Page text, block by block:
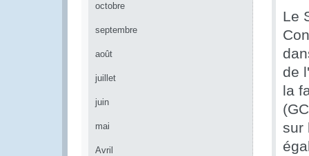
octobre
septembre
août
juillet
juin
mai
Avril
Le
de
la
sur